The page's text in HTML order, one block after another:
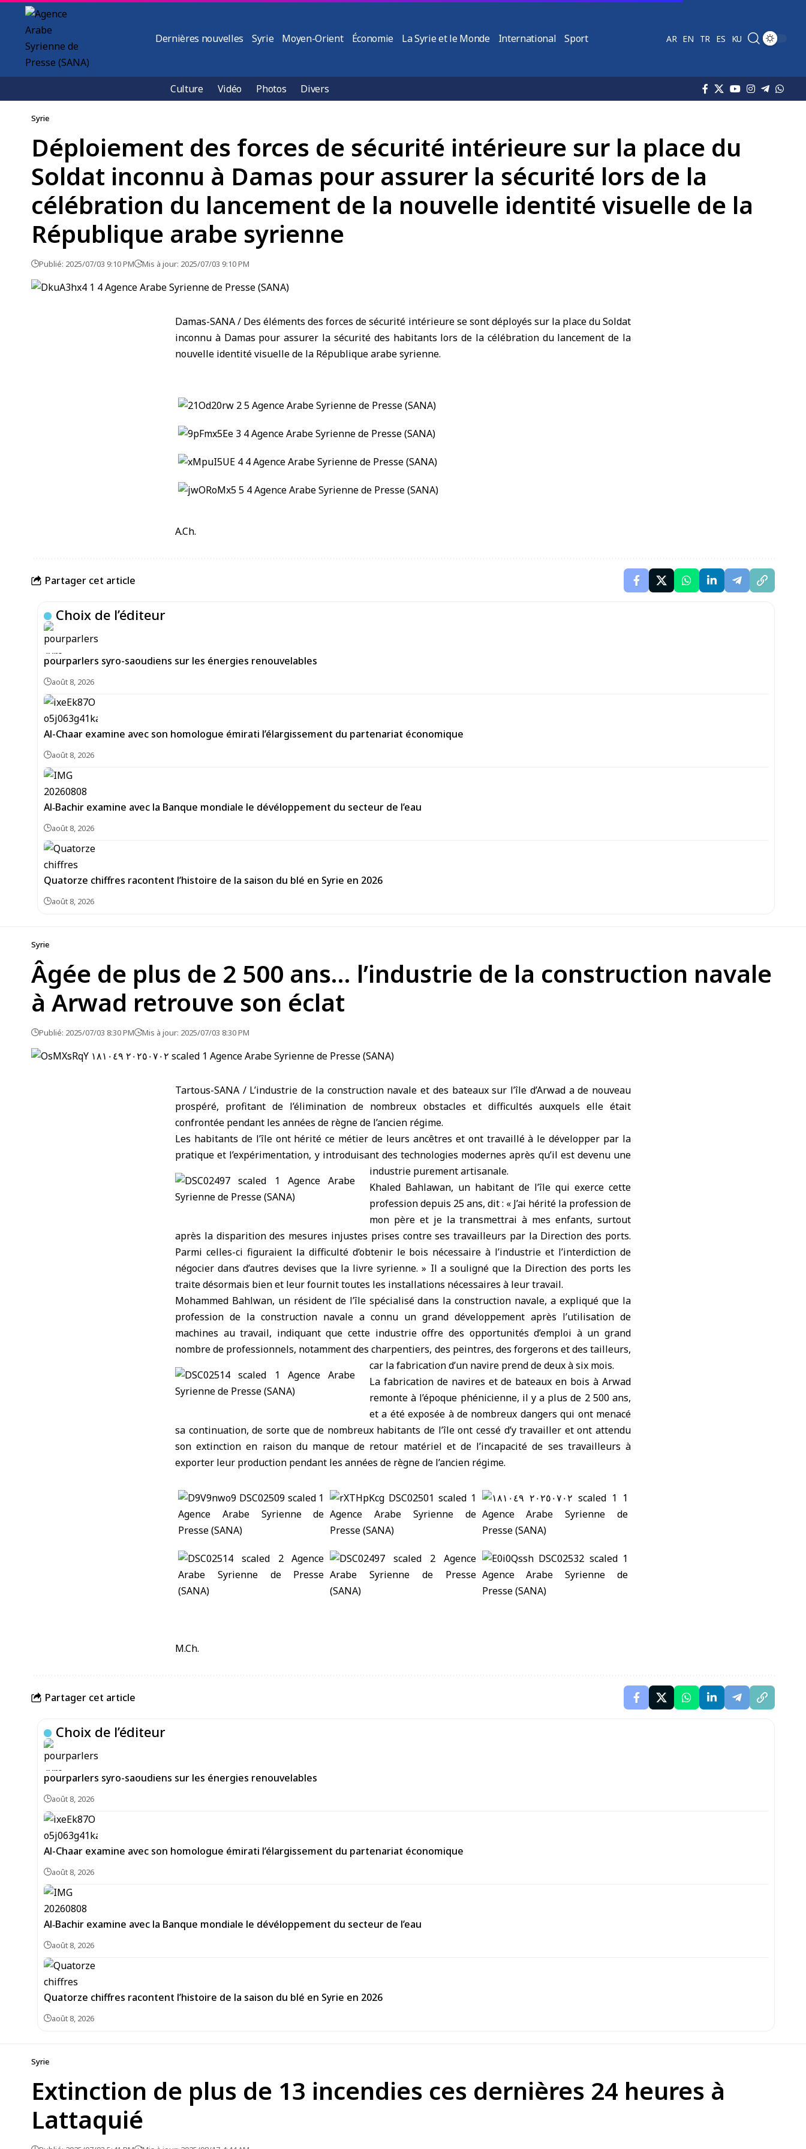
Dernières nouvelles Syrie Moyen-Orient Économie La Syrie et le Monde International Sport AR EN TR ES KU
Culture Vidéo Photos Divers
Syrie
Déploiement des forces de sécurité intérieure sur la place du
Soldat inconnu à Damas pour assurer la sécurité lors de la
célébration du lancement de la nouvelle identité visuelle de la
République arabe syrienne
Publié: 2025/07/03 9:10 PM Mis à jour: 2025/07/03 9:10 PM
Damas-SANA / Des éléments des forces de sécurité intérieure se sont déployés sur la place du Soldat
inconnu à Damas pour assurer la sécurité des habitants lors de la célébration du lancement de la
nouvelle identité visuelle de la République arabe syrienne.
A.Ch.
Partager cet article
Choix de l’éditeur
pourparlers syro-saoudiens sur les énergies renouvelables
août 8, 2026
Al-Chaar examine avec son homologue émirati l’élargissement du partenariat économique
août 8, 2026
Al‑Bachir examine avec la Banque mondiale le dévéloppement du secteur de l’eau
août 8, 2026
Quatorze chiffres racontent l’histoire de la saison du blé en Syrie en 2026
août 8, 2026
Syrie
Âgée de plus de 2 500 ans… l’industrie de la construction navale
à Arwad retrouve son éclat
Publié: 2025/07/03 8:30 PM Mis à jour: 2025/07/03 8:30 PM
Tartous-SANA / L’industrie de la construction navale et des bateaux sur l’île d’Arwad a de nouveau
prospéré, profitant de l’élimination de nombreux obstacles et difficultés auxquels elle était
confrontée pendant les années de règne de l’ancien régime.
Les habitants de l’île ont hérité ce métier de leurs ancêtres et ont travaillé à le développer par la
pratique et l’expérimentation, y introduisant des technologies modernes après qu’il est devenu une
industrie purement artisanale.
Khaled Bahlawan, un habitant de l’île qui exerce cette
profession depuis 25 ans, dit : « J’ai hérité la profession de
mon père et je la transmettrai à mes enfants, surtout
après la disparition des mesures injustes prises contre ses travailleurs par la Direction des ports.
Parmi celles-ci figuraient la difficulté d’obtenir le bois nécessaire à l’industrie et l’interdiction de
négocier dans d’autres devises que la livre syrienne. » Il a souligné que la Direction des ports les
traite désormais bien et leur fournit toutes les installations nécessaires à leur travail.
Mohammed Bahlwan, un résident de l’île spécialisé dans la construction navale, a expliqué que la
profession de la construction navale a connu un grand développement après l’utilisation de
machines au travail, indiquant que cette industrie offre des opportunités d’emploi à un grand
nombre de professionnels, notamment des charpentiers, des peintres, des forgerons et des tailleurs,
car la fabrication d’un navire prend de deux à six mois.
La fabrication de navires et de bateaux en bois à Arwad
remonte à l’époque phénicienne, il y a plus de 2 500 ans,
et a été exposée à de nombreux dangers qui ont menacé
sa continuation, de sorte que de nombreux habitants de l’île ont cessé d’y travailler et ont attendu
son extinction en raison du manque de retour matériel et de l’incapacité de ses travailleurs à
exporter leur production pendant les années de règne de l’ancien régime.
M.Ch.
Partager cet article
Choix de l’éditeur
pourparlers syro-saoudiens sur les énergies renouvelables
août 8, 2026
Al-Chaar examine avec son homologue émirati l’élargissement du partenariat économique
août 8, 2026
Al‑Bachir examine avec la Banque mondiale le dévéloppement du secteur de l’eau
août 8, 2026
Quatorze chiffres racontent l’histoire de la saison du blé en Syrie en 2026
août 8, 2026
Syrie
Extinction de plus de 13 incendies ces dernières 24 heures à
Lattaquié